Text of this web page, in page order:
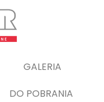
GALERIA
DO POBRANIA